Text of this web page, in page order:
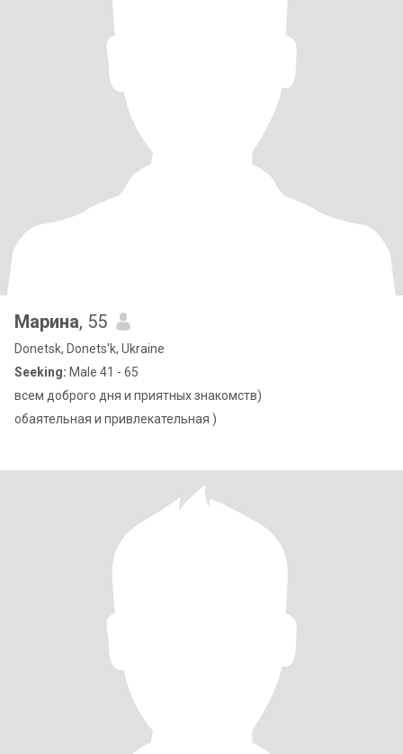
Марина, 55
Donetsk, Donets'k, Ukraine
Seeking: Male 41 - 65
всем доброго дня и приятных знакомств)
обаятельная и привлекательная )